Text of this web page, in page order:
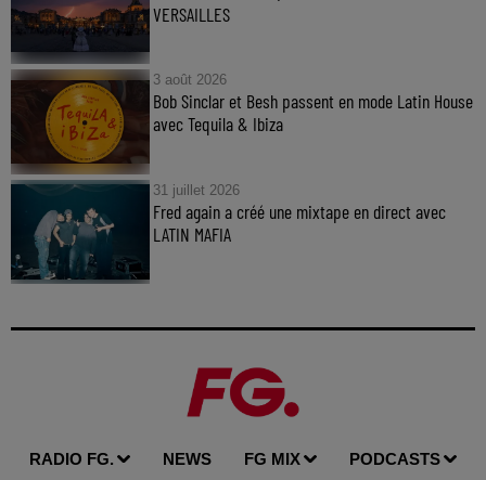
VERSAILLES
3 août 2026
Bob Sinclar et Besh passent en mode Latin House
avec Tequila & Ibiza
31 juillet 2026
Fred again a créé une mixtape en direct avec
LATIN MAFIA
RADIO FG. NEWS FG MIX PODCASTS